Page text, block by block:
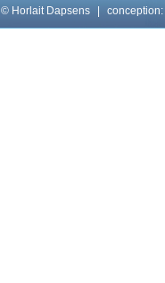
© Horlait Dapsens conception: